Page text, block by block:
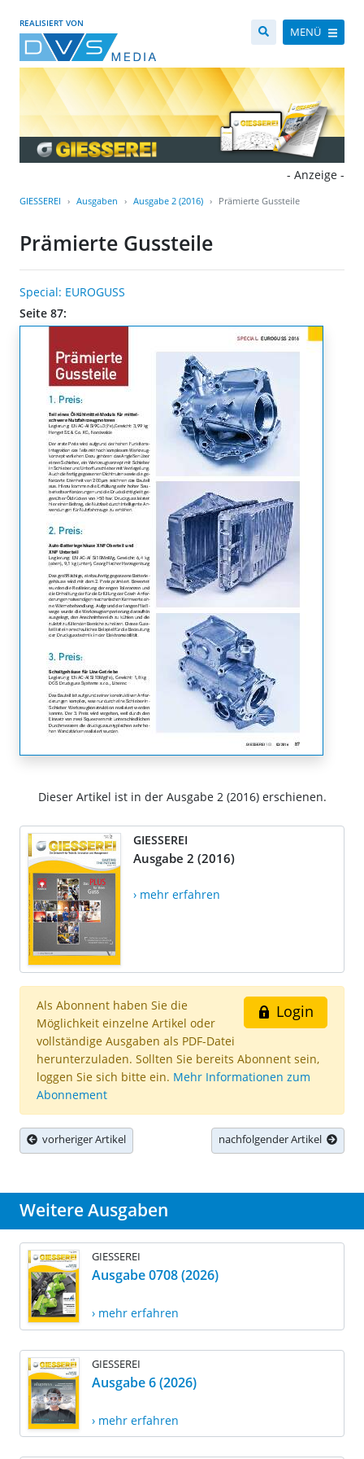
REALISIERT VON
MENÜ
- Anzeige -
GIESSEREI Ausgaben Ausgabe 2 (2016) Prämierte Gussteile
Prämierte Gussteile
Special: EUROGUSS
Seite 87:
Dieser Artikel ist in der Ausgabe 2 (2016) erschienen.
GIESSEREI
Ausgabe 2 (2016)
› mehr erfahren
Login
Als Abonnent haben Sie die
Möglichkeit einzelne Artikel oder
vollständige Ausgaben als PDF-Datei
herunterzuladen. Sollten Sie bereits Abonnent sein,
loggen Sie sich bitte ein. Mehr Informationen zum
Abonnement
vorheriger Artikel nachfolgender Artikel
Weitere Ausgaben
GIESSEREI
Ausgabe 0708 (2026)
› mehr erfahren
GIESSEREI
Ausgabe 6 (2026)
› mehr erfahren